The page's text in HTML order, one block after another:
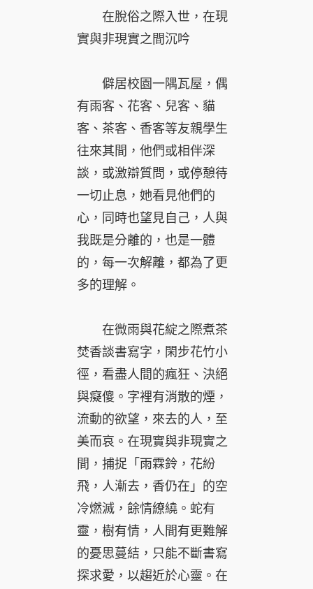
在脫俗之際入世，在現
實與非現實之間沉吟
僻居校園一隅瓦屋，偶
有雨客、花客、兒客、貓
客、茶客、香客等友親學生
往來其間，他們或相伴深
談，或激辯質問，或停憩待
一切止息，她看見他們的
心，同時也望見自己，人與
我既是分離的，也是一體
的，每一次解離，都為了更
多的理解。
在微雨與花綻之際煮茶
焚香談書寫字，閑步花竹小
徑，看盡人間的瘋狂、決絕
與癡傻。字裡有消散的煙，
流動的欲望，來去的人，至
美而哀。在現實與非現實之
間，捕捉「雨霖鈴，花紛
飛，人漸去，香仍在」的空
冷燃滅，餘情繚繞。蛇有
靈，樹有情，人間有更難解
的憂思蔓結，只能不斷書寫
探求愛，以趨近於心靈。在